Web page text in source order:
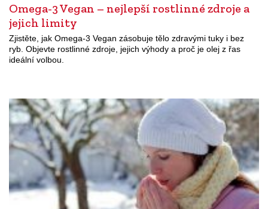
Omega-3 Vegan – nejlepší rostlinné zdroje a
jejich limity
Zjistěte, jak Omega-3 Vegan zásobuje tělo zdravými tuky i bez
ryb. Objevte rostlinné zdroje, jejich výhody a proč je olej z řas
ideální volbou.